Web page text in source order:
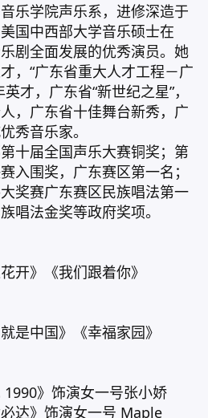
学院声乐系，进修深造于
国中西部大学音乐硕士在
剧全面发展的优秀演员。她
，“广东省重大人才工程－广
才，广东省“新世纪之星”，
，广东省十佳舞台新秀，广
秀音乐家。
届全国声乐大赛铜奖；第
入围奖，广东赛区第一名；
奖赛广东赛区民族唱法第一
唱法金奖等政府奖项。
》《我们跟着你》
中国》《幸福家园》
》饰演女一号张小娇
》饰演女一号 Maple